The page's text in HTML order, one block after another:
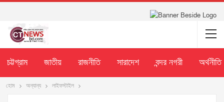
চট্টগ্রাম জাতীয় রাজনীতি সারাদেশ বন্দর নগরী অর্থনীতি
হোম অন্যান্য লাইফস্টাইল